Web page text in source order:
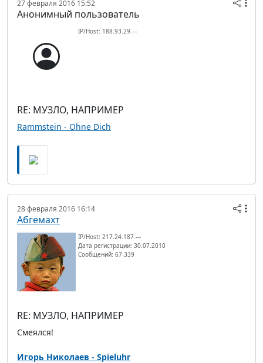
27 февраля 2016 15:52
Анонимный пользователь
IP/Host: 188.93.29.---
RE: МУЗЛО, НАПРИМЕР
Rammstein - Ohne Dich
28 февраля 2016 16:14
Абгемахт
IP/Host: 217.24.187.---
Дата регистрации: 30.07.2010
Сообщений: 67 339
RE: МУЗЛО, НАПРИМЕР
Смеялся!
Игорь Николаев - Spieluhr